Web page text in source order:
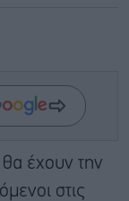
θα έχουν την
στις